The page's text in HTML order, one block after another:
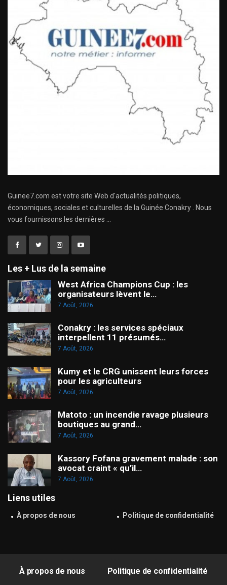
Guinee7.com est votre site Web d'actualités politiques,
économiques, sociales et culturelles de la Guinée Conakry . Nous
vous fournissons les dernières ...
Les + Lus de la semaine
West Africa Champions Cup : les
organisateurs lèvent le…
7 Août, 2026
Conakry : les services spéciaux
interpellent 11 présumés…
7 Août, 2026
Kumy et le CRG unissent leurs forces
pour les agriculteurs
7 Août, 2026
Matoto : un incendie ravage plusieurs
boutiques au grand…
7 Août, 2026
Kassory Fofana gravement malade : son
avocat craint « qu’il…
7 Août, 2026
Liens utiles
À propos de nous Politique de confidentialité
À propos de nous Politique de confidentialité